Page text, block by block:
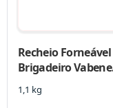
Recheio Forneável
Brigadeiro Vabene
1,05kg
1,1 kg